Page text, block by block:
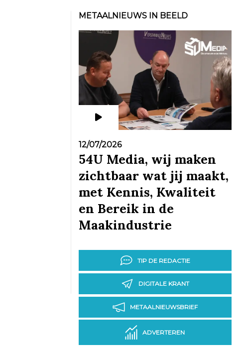
METAALNIEUWS IN BEELD
12/07/2026
54U Media, wij maken
zichtbaar wat jij maakt,
met Kennis, Kwaliteit
en Bereik in de
Maakindustrie
TIP DE REDACTIE
DIGITALE KRANT
METAALNIEUWSBRIEF
ADVERTEREN